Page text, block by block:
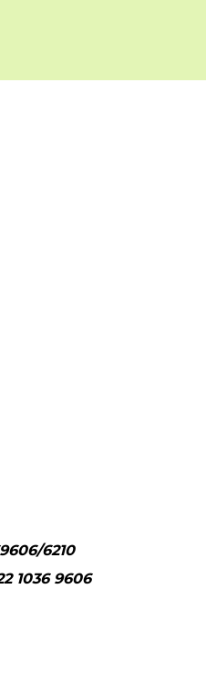
6210
1036 9606